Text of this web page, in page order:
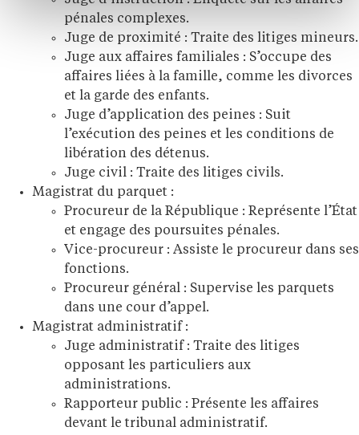
pénales complexes.
Juge de proximité : Traite des litiges mineurs.
Juge aux affaires familiales : S’occupe des
affaires liées à la famille, comme les divorces
et la garde des enfants.
Juge d’application des peines : Suit
l’exécution des peines et les conditions de
libération des détenus.
Juge civil : Traite des litiges civils.
Magistrat du parquet :
Procureur de la République : Représente l’État
et engage des poursuites pénales.
Vice-procureur : Assiste le procureur dans ses
fonctions.
Procureur général : Supervise les parquets
dans une cour d’appel.
Magistrat administratif :
Juge administratif : Traite des litiges
opposant les particuliers aux
administrations.
Rapporteur public : Présente les affaires
devant le tribunal administratif.